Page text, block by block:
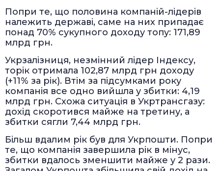
Попри те, що половина компаній-лідерів
належить державі, саме на них припадає
понад 70% сукупного доходу топу: 171,89
млрд грн.
Укрзалізниця, незмінний лідер Індексу,
торік отримала 102,87 млрд грн доходу
(+11% за рік). Втім за підсумками року
компанія все одно вийшла у збитки: 4,19
млрд грн. Схожа ситуація в Укртрансгазу:
дохід скоротився майже на третину, а
збитки сягли 7,44 млрд грн.
Більш вдалим рік був для Укрпошти. Попри
те, що компанія завершила рік в мінус,
збитки вдалось зменшити майже у 2 рази.